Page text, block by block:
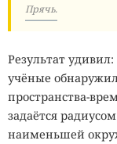
Прячь.
Результат
учёные
пространства-
задаётся
наименьшей